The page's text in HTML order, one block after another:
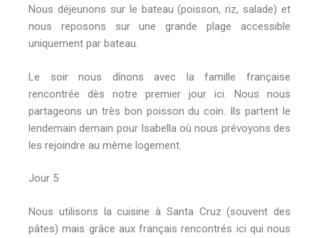
Nous déjeunons sur le bateau (poisson, riz, salade) et
nous reposons sur une grande plage accessible
uniquement par bateau.
Le soir nous dînons avec la famille française
rencontrée dès notre premier jour ici. Nous nous
partageons un très bon poisson du coin. Ils partent le
lendemain demain pour Isabella où nous prévoyons des
les rejoindre au même logement.
Jour 5
Nous utilisons la cuisine à Santa Cruz (souvent des
pâtes) mais grâce aux français rencontrés ici qui nous